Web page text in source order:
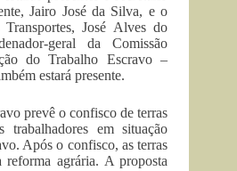
Jairo José da Silva, e o
José Alves do
geral da Comissão
do Trabalho Escravo –
estará presente.
prevê o confisco de terras
trabalhadores em situação
Após o confisco, as terras
reforma agrária. A proposta